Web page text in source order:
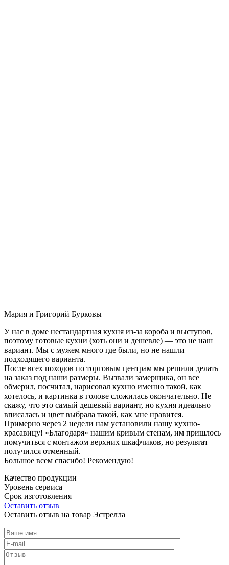
Мария и Григорий Бурковы
У нас в доме нестандартная кухня из-за короба и выступов,
поэтому готовые кухни (хоть они и дешевле) — это не наш
вариант. Мы с мужем много где были, но не нашли
подходящего варианта.
После всех походов по торговым центрам мы решили делать
на заказ под наши размеры. Вызвали замерщика, он все
обмерил, посчитал, нарисовал кухню именно такой, как
хотелось, и картинка в голове сложилась окончательно. Не
скажу, что это самый дешевый вариант, но кухня идеально
вписалась и цвет выбрала такой, как мне нравится.
Примерно через 2 недели нам установили нашу кухню-
красавицу! «Благодаря» нашим кривым стенам, им пришлось
помучиться с монтажом верхних шкафчиков, но результат
получился отменный.
Большое всем спасибо! Рекомендую!
Качество продукции
Уровень сервиса
Срок изготовления
Оставить отзыв
Оставить отзыв на товар Эстрелла